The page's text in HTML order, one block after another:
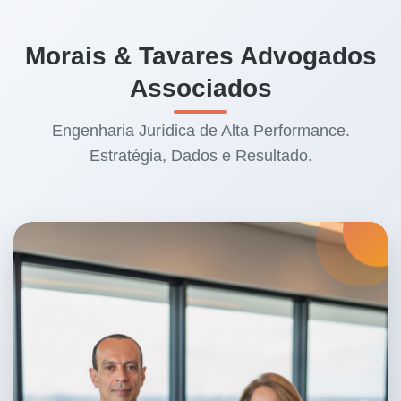
Morais & Tavares Advogados
Associados
Engenharia Jurídica de Alta Performance.
Estratégia, Dados e Resultado.